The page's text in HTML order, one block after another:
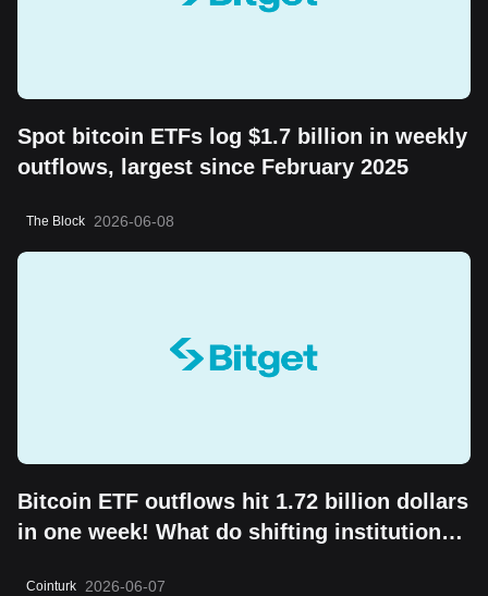
Spot bitcoin ETFs log $1.7 billion in weekly
outflows, largest since February 2025
The Block 2026-06-08
Bitcoin ETF outflows hit 1.72 billion dollars
in one week! What do shifting institutional
Cointurk 2026-06-07